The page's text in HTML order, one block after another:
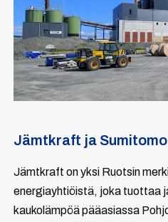
Jämtkraft ja Sumitomo
Jämtkraft on yksi Ruotsin
energiayhtiöistä, joka tuottaa
kaukolämpöä pääasiassa